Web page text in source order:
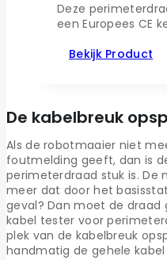
Deze
een Europees CE
Bekijk Product
De kabelbreuk
Als de robotmaaier niet
foutmelding geeft, dan is
perimeterdraad stuk is. De
meer dat door het
geval? Dan moet de draad
kabel tester voor
plek van de kabelbreuk
handmatig de gehele